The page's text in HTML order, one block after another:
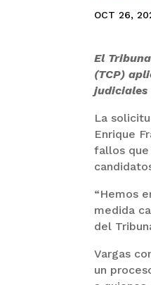
OCT 26,
El
(TCP)
judiciales
La
Enrique
fallos
“Hemos
medida
del
Vargas
un